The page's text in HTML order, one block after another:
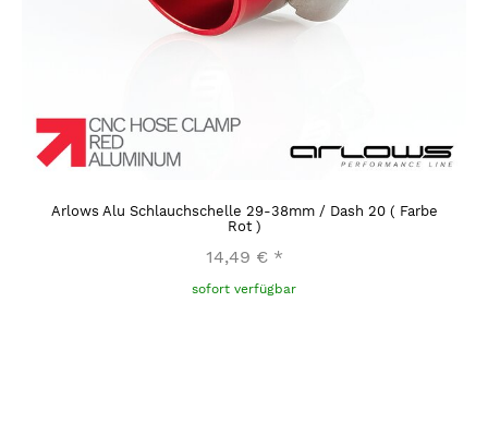
Arlows Alu Schlauchschelle 29-38mm / Dash 20 ( Farbe
Rot )
14,49 € *
sofort verfügbar